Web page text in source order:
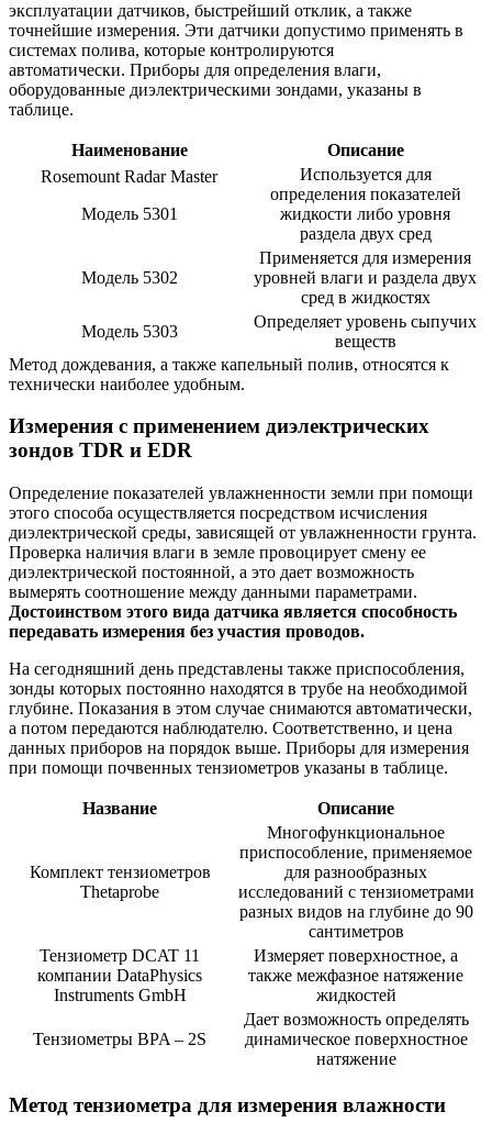
эксплуатации датчиков, быстрейший отклик, а также
точнейшие измерения. Эти датчики допустимо применять в
системах полива, которые контролируются
автоматически. Приборы для определения влаги,
оборудованные диэлектрическими зондами, указаны в
таблице.
Наименование
Описание
Rosemount Radar Master
Модель 5301
Используется для
определения показателей
жидкости либо уровня
раздела двух сред
Модель 5302
Применяется для измерения
уровней влаги и раздела двух
сред в жидкостях
Модель 5303
Определяет уровень сыпучих
веществ
Метод дождевания, а также капельный полив, относятся к
технически наиболее удобным.
Измерения с применением диэлектрических
зондов TDR и EDR
Определение показателей увлажненности земли при помощи
этого способа осуществляется посредством исчисления
диэлектрической среды, зависящей от увлажненности грунта.
Проверка наличия влаги в земле провоцирует смену ее
диэлектрической постоянной, а это дает возможность
вымерять соотношение между данными параметрами.
Достоинством этого вида датчика является способность
передавать измерения без участия проводов.
На сегодняшний день представлены также приспособления,
зонды которых постоянно находятся в трубе на необходимой
глубине. Показания в этом случае снимаются автоматически,
а потом передаются наблюдателю. Соответственно, и цена
данных приборов на порядок выше. Приборы для измерения
при помощи почвенных тензиометров указаны в таблице.
Название Описание
Комплект тензиометров
Thetaprobe
Многофункциональное
приспособление, применяемое
для разнообразных
исследований с тензиометрами
разных видов на глубине до 90
сантиметров
Тензиометр DCAT 11
компании DataPhysics
Instruments GmbH
Измеряет поверхностное, а
также межфазное натяжение
жидкостей
Тензиометры BPA – 2S
Дает возможность определять
динамическое поверхностное
натяжение
Метод тензиометра для измерения влажности